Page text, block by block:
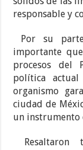
responsable y
Por su
importante
procesos del
política
organismo
ciudad de
un instrumento
Resaltaron